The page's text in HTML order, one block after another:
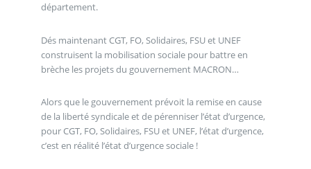
département.
Dés maintenant CGT, FO, Solidaires, FSU et UNEF
construisent la mobilisation sociale pour battre en
brèche les projets du gouvernement MACRON…
Alors que le gouvernement prévoit la remise en cause
de la liberté syndicale et de pérenniser l’état d’urgence,
pour CGT, FO, Solidaires, FSU et UNEF, l’état d’urgence,
c’est en réalité l’état d’urgence sociale !